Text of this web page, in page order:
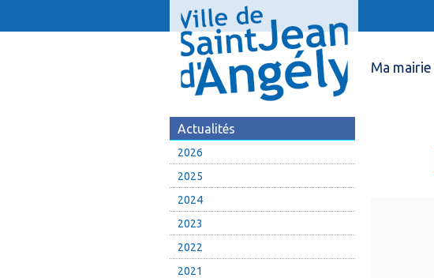
Ma mairie
Actualités
2026
2025
2024
2023
2022
2021